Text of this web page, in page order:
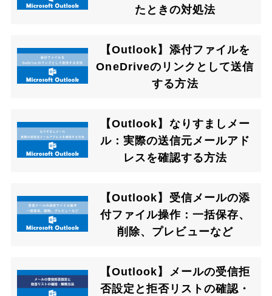
たときの対処法
【Outlook】添付ファイルを
OneDriveのリンクとして送信
する方法
【Outlook】なりすましメー
ル：実際の送信元メールアド
レスを確認する方法
【Outlook】受信メールの添
付ファイル操作：一括保存、
削除、プレビューなど
【Outlook】メールの受信拒
否設定と拒否リストの確認・